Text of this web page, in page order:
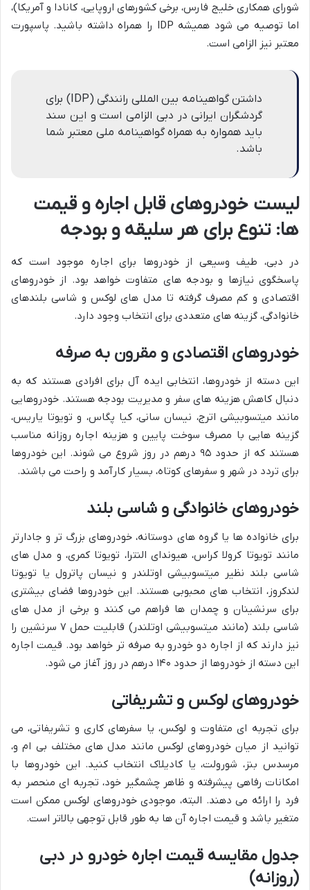
شورای همکاری خلیج فارس، برخی کشورهای اروپایی، کانادا و آمریکا)،
اما توصیه می شود همیشه IDP را همراه داشته باشید. پاسپورت
معتبر نیز الزامی است.
داشتن گواهینامه بین المللی رانندگی (IDP) برای
گردشگران ایرانی در دبی الزامی است و این سند
باید همواره به همراه گواهینامه ملی معتبر شما
باشد.
لیست خودروهای قابل اجاره و قیمت
ها: تنوع برای هر سلیقه و بودجه
در دبی، طیف وسیعی از خودروها برای اجاره موجود است که
پاسخگوی نیازها و بودجه های متفاوت خواهد بود. از خودروهای
اقتصادی و کم مصرف گرفته تا مدل های لوکس و شاسی بلندهای
خانوادگی، گزینه های متعددی برای انتخاب وجود دارد.
خودروهای اقتصادی و مقرون به صرفه
این دسته از خودروها، انتخابی ایده آل برای افرادی هستند که به
دنبال کاهش هزینه های سفر و مدیریت بودجه هستند. خودروهایی
مانند میتسوبیشی اترج، نیسان سانی، کیا پگاس، و تویوتا یاریس،
گزینه هایی با مصرف سوخت پایین و هزینه اجاره روزانه مناسب
هستند که از حدود ۹۵ درهم در روز شروع می شوند. این خودروها
برای تردد در شهر و سفرهای کوتاه، بسیار کارآمد و راحت می باشند.
خودروهای خانوادگی و شاسی بلند
برای خانواده ها یا گروه های دوستانه، خودروهای بزرگ تر و جادارتر
مانند تویوتا کرولا کراس، هیوندای النترا، تویوتا کمری، و مدل های
شاسی بلند نظیر میتسوبیشی اوتلندر و نیسان پاترول یا تویوتا
لندکروز، انتخاب های محبوبی هستند. این خودروها فضای بیشتری
برای سرنشینان و چمدان ها فراهم می کنند و برخی از مدل های
شاسی بلند (مانند میتسوبیشی اوتلندر) قابلیت حمل ۷ سرنشین را
نیز دارند که از اجاره دو خودرو به صرفه تر خواهد بود. قیمت اجاره
این دسته از خودروها از حدود ۱۴۰ درهم در روز آغاز می شود.
خودروهای لوکس و تشریفاتی
برای تجربه ای متفاوت و لوکس، یا سفرهای کاری و تشریفاتی، می
توانید از میان خودروهای لوکس مانند مدل های مختلف بی ام و،
مرسدس بنز، شورولت، یا کادیلاک انتخاب کنید. این خودروها با
امکانات رفاهی پیشرفته و ظاهر چشمگیر خود، تجربه ای منحصر به
فرد را ارائه می دهند. البته، موجودی خودروهای لوکس ممکن است
متغیر باشد و قیمت اجاره آن ها به طور قابل توجهی بالاتر است.
جدول مقایسه قیمت اجاره خودرو در دبی
(روزانه)